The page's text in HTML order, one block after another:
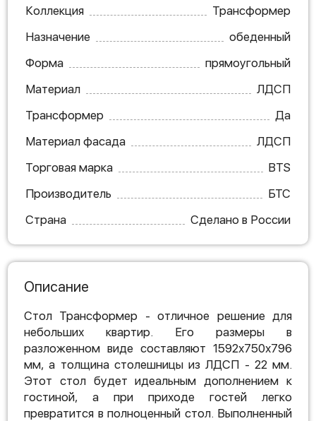
Коллекция
Трансформер
Назначение
обеденный
Форма
прямоугольный
Материал
ЛДСП
Трансформер
Да
Материал фасада
ЛДСП
Торговая марка
BTS
Производитель
БТС
Страна
Сделано в России
Описание
Стол Трансформер - отличное решение для
небольших квартир. Его размеры в
разложенном виде составляют 1592х750х796
мм, а толщина столешницы из ЛДСП - 22 мм.
Этот стол будет идеальным дополнением к
гостиной, а при приходе гостей легко
превратится в полноценный стол. Выполненный